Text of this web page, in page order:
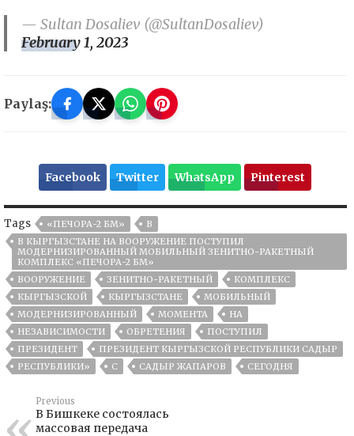
— Sultan Dosaliev (@SultanDosaliev)
February 1, 2023
Paylaş:
Facebook Twitter WhatsApp Pinterest
Tags «ПЕЧОРА-2 БМ»
В
В КЫРГЫЗСТАНЕ НА ВООРУЖЕНИЕ ПОСТУПИЛ
МОДЕРНИЗИРОВАННЫЙ МОБИЛЬНЫЙ ЗЕНИТНО-РАКЕТНЫЙ
КОМПЛЕКС «ПЕЧОРА-2 БМ»
ВООРУЖЕНИЕ
ЗЕНИТНО-РАКЕТНЫЙ
КОМПЛЕКС
КЫРГЫЗСКОЙ
КЫРГЫЗСТАНЕ
МОБИЛЬНЫЙ
МОДЕРНИЗИРОВАННЫЙ
МОМЕНТА
НА
НЕЗАВИСИМОСТИ
ОБРЕТЕНИЯ
ПОСТУПИЛ
ПРЕЗИДЕНТ
ПРЕЗИДЕНТ КЫРГЫЗСКОЙ РЕСПУБЛИКИ САДЫР
РЕСПУБЛИКИ»
С САДЫР ЖАПАРОВ СЕГОДНЯ
Previous
В Бишкеке состоялась
массовая передача